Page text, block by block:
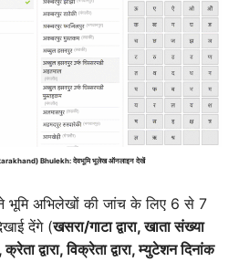
Bhulekh: देवभूमि भूलेख ऑनलाइन देखें
भूमि अभिलेखों की जांच के लिए 6 से 7
देंगे (खसरा/गाटा द्वारा,खाता संख्या
क्रेता द्वारा, विक्रेता द्वारा,म्युटेशन दिनांक